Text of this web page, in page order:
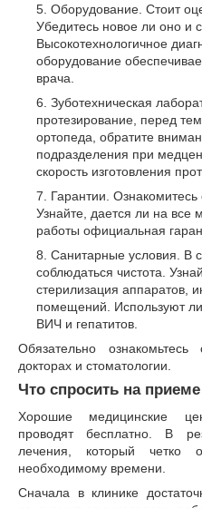
Оборудование. Стоит
Убедитесь новое ли оно и
Высокотехнологичное
оборудование
врача.
Зуботехническая
протезирование, перед
ортопеда, обратите
подразделения при
скорость изготовления
Гарантии.
Узнайте, дается ли на
работы официальная
Санитарные условия. В
соблюдаться чистота.
стерилизация аппаратов,
помещений. Используют
ВИЧ и гепатитов.
Обязательно
докторах и стоматологии.
Что спросить на приеме
Хорошие медицинские
проводят бесплатно. В
лечения, который четко
необходимому времени.
Сначала в клинике